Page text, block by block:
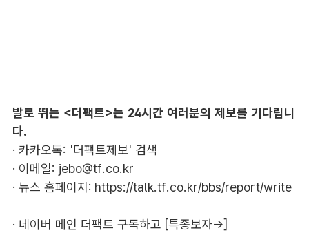
발로 뛰는 <더팩트>는 24시간 여러분의 제보를 기다립니
다.
· 카카오톡: '더팩트제보' 검색
· 이메일: jebo@tf.co.kr
· 뉴스 홈페이지: https://talk.tf.co.kr/bbs/report/write
· 네이버 메인 더팩트 구독하고 [특종보자→]